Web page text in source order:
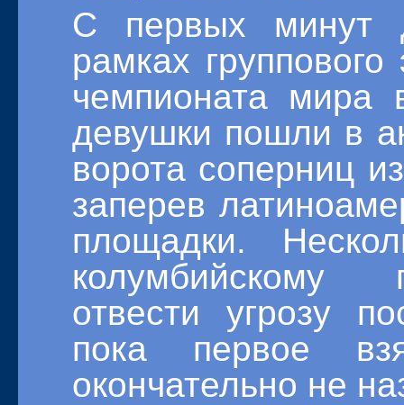
С первых минут
рамках группового
чемпионата мира
девушки пошли в
ворота соперниц
заперев
площадки.
колумбийскому
отвести угрозу
пока первое
окончательно не